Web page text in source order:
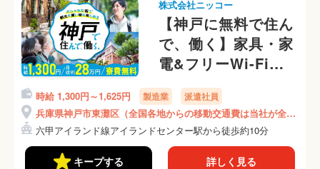
株式会社ニッコー
【神戸に無料で住ん
で、働く】家具・家
電&フリーWi-Fi完
備★寮費永続無料★
月収28万円可★窓枠
にカギやドアノブの
取り付け作業(301-
時給 1,300円～1,625円 製造業 派遣社員
兵庫県神戸市東灘区（全国各地からの移動交通費は当社が全額
負担）
六甲アイランド線アイランドセンター駅から徒歩約10分
キープする 詳しく見る